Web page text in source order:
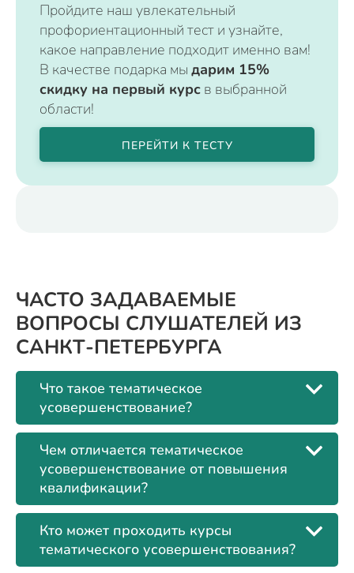
Пройдите наш увлекательный
профориентационный тест и узнайте,
какое направление подходит именно вам!
В качестве подарка мы дарим 15%
скидку на первый курс в выбранной
области!
ПЕРЕЙТИ К ТЕСТУ
ЧАСТО ЗАДАВАЕМЫЕ
ВОПРОСЫ СЛУШАТЕЛЕЙ ИЗ
САНКТ-ПЕТЕРБУРГА
Что такое тематическое
усовершенствование?
Чем отличается тематическое
усовершенствование от повышения
квалификации?
Кто может проходить курсы
тематического усовершенствования?